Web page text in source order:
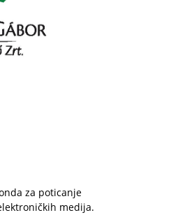
za poticanje
medija.